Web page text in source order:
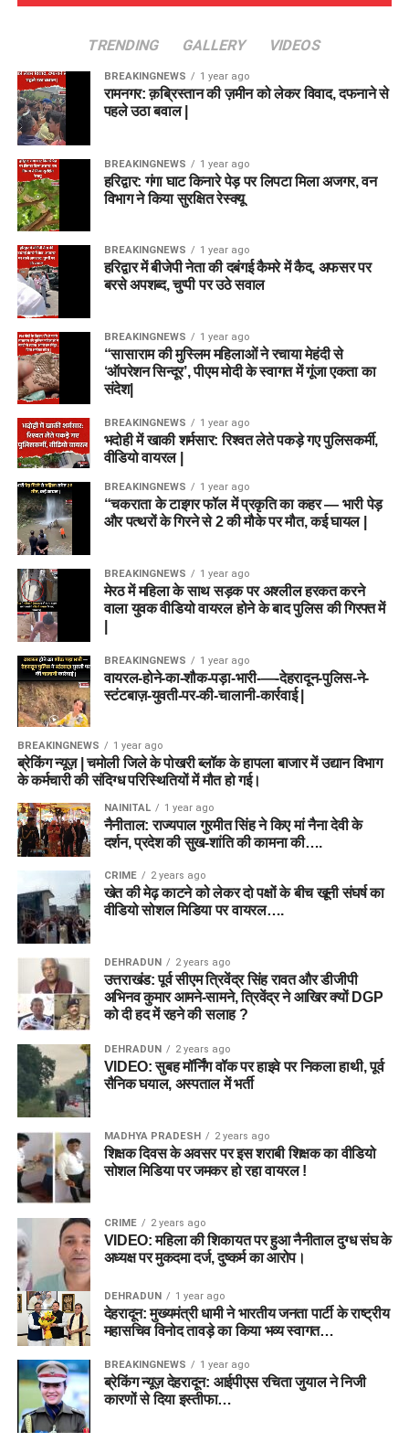
TRENDING GALLERY VIDEOS
BREAKINGNEWS 1 year ago
रामनगर: क़ब्रिस्तान की ज़मीन को लेकर विवाद, दफनाने से
पहले उठा बवाल |
BREAKINGNEWS 1 year ago
हरिद्वार: गंगा घाट किनारे पेड़ पर लिपटा मिला अजगर, वन
विभाग ने किया सुरक्षित रेस्क्यू
BREAKINGNEWS 1 year ago
हरिद्वार में बीजेपी नेता की दबंगई कैमरे में कैद, अफसर पर
बरसे अपशब्द, चुप्पी पर उठे सवाल
BREAKINGNEWS 1 year ago
“सासाराम की मुस्लिम महिलाओं ने रचाया मेहंदी से
‘ऑपरेशन सिन्दूर’, पीएम मोदी के स्वागत में गूंजा एकता का
संदेश|
BREAKINGNEWS 1 year ago
भदोही में खाकी शर्मसार: रिश्वत लेते पकड़े गए पुलिसकर्मी,
वीडियो वायरल |
BREAKINGNEWS 1 year ago
“चकराता के टाइगर फॉल में प्रकृति का कहर — भारी पेड़
और पत्थरों के गिरने से 2 की मौके पर मौत, कई घायल |
BREAKINGNEWS 1 year ago
मेरठ में महिला के साथ सड़क पर अश्लील हरकत करने
वाला युवक वीडियो वायरल होने के बाद पुलिस की गिरफ्त में
BREAKINGNEWS 1 year ago
वायरल-होने-का-शौक-पड़ा-भारी-—-देहरादून-पुलिस-ने-
स्टंटबाज़-युवती-पर-की-चालानी-कार्रवाई |
BREAKINGNEWS 1 year ago
ब्रेकिंग न्यूज़ | चमोली जिले के पोखरी ब्लॉक के हापला बाजार में उद्यान विभाग
के कर्मचारी की संदिग्ध परिस्थितियों में मौत हो गई।
NAINITAL 1 year ago
नैनीताल: राज्यपाल गुरमीत सिंह ने किए मां नैना देवी के
दर्शन, प्रदेश की सुख-शांति की कामना की….
CRIME 2 years ago
खेत की मेढ़ काटने को लेकर दो पक्षों के बीच खूनी संघर्ष का
वीडियो सोशल मिडिया पर वायरल….
DEHRADUN 2 years ago
उत्तराखंड: पूर्व सीएम त्रिवेंद्र सिंह रावत और डीजीपी
अभिनव कुमार आमने-सामने, त्रिवेंद्र ने आखिर क्यों DGP
को दी हद में रहने की सलाह ?
DEHRADUN 2 years ago
VIDEO: सुबह मॉर्निंग वॉक पर हाइवे पर निकला हाथी, पूर्व
सैनिक घयाल, अस्पताल में भर्ती
MADHYA PRADESH 2 years ago
शिक्षक दिवस के अवसर पर इस शराबी शिक्षक का वीडियो
सोशल मिडिया पर जमकर हो रहा वायरल !
CRIME 2 years ago
VIDEO: महिला की शिकायत पर हुआ नैनीताल दुग्ध संघ के
अध्यक्ष पर मुकदमा दर्ज, दुष्कर्म का आरोप।
DEHRADUN 1 year ago
देहरादून: मुख्यमंत्री धामी ने भारतीय जनता पार्टी के राष्ट्रीय
महासचिव विनोद तावड़े का किया भव्य स्वागत…
BREAKINGNEWS 1 year ago
ब्रेकिंग न्यूज़ देहरादून: आईपीएस रचिता जुयाल ने निजी
कारणों से दिया इस्तीफा…